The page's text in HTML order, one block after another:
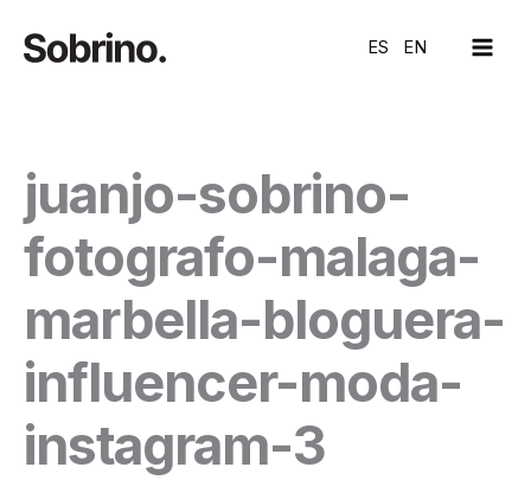
contenido
ES EN
juanjo-sobrino-
fotografo-malaga-
marbella-bloguera-
influencer-moda-
instagram-3